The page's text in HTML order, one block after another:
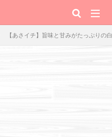
【あさイチ】旨味と甘みがたっぷり